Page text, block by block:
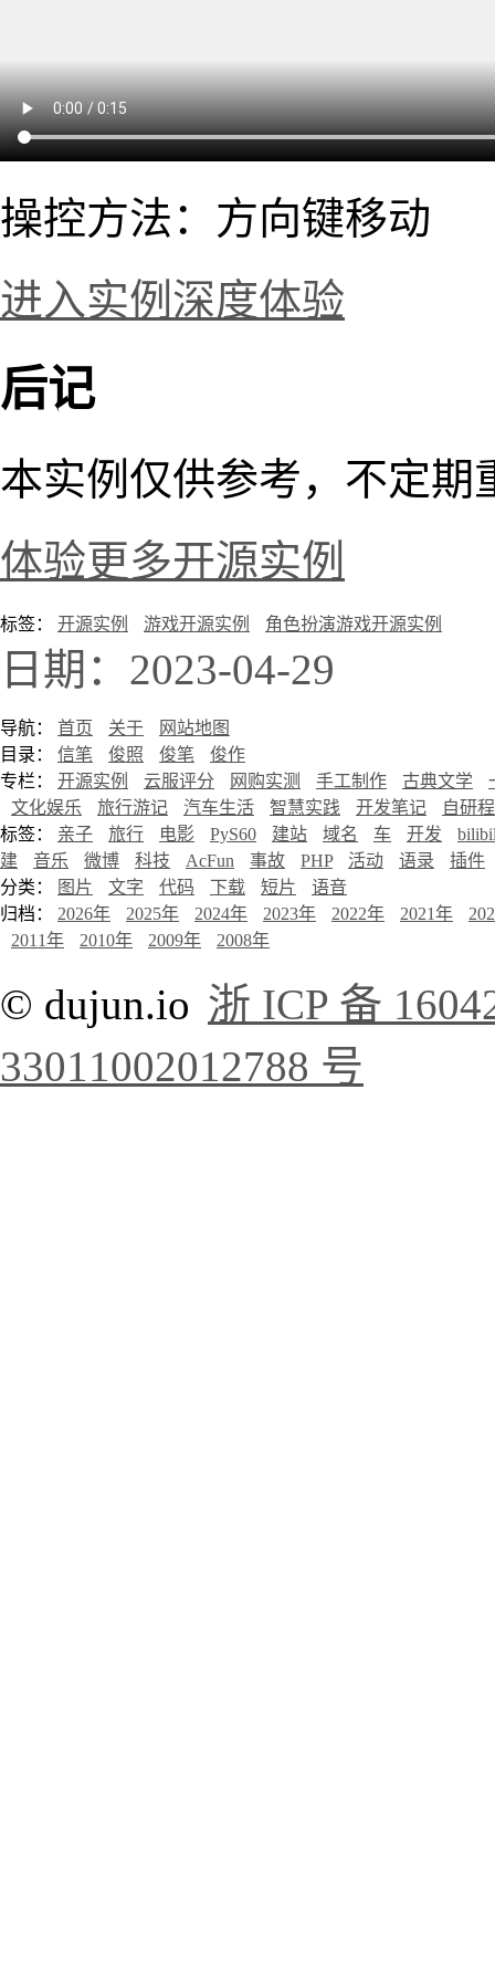
操控方法：方向键移动
进入实例深度体验
后记
本实例仅供参考，不定期
体验更多开源实例
标签： 开源实例 游戏开源实例 角色扮演游戏开源实例
日期：2023-04-29
导航： 首页 关于
网站地图
目录： 信笔 俊照 俊笔
俊作
专栏： 开源实例 云服评分 网购实测 手工制作 古典文学
文化娱乐
旅行游记 汽车生活 智慧实践 开发笔记
自研
标签： 亲子 旅行 电影 PyS60 建站 域名 车 开发
建
音乐 微博 科技 AcFun 事故 PHP 活动 语录
插件
分类：
图片 文字 代码 下载 短片
语音
归档： 2026年 2025年 2024年 2023年 2022年 2021年
2011年
2010年 2009年 2008年
© dujun.io 浙 ICP 备
33011002012788 号